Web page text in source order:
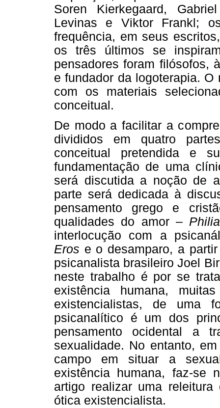
Soren Kierkegaard,
Levinas e Viktor Frankl;
frequência, em seus
os três últimos se
pensadores foram filósofos,
e fundador da logoterapia.
com os materiais
conceitual.
De modo a facilitar a
divididos em quatro
conceitual pretendida e
fundamentação de uma
será discutida a noção de
parte será dedicada à
pensamento grego e
qualidades do amor –Philia
interlocução com a
Eros e o desamparo, a
psicanalista brasileiro Joel
neste trabalho é por se
existência humana,
existencialistas, de uma
psicanalítico é um dos
pensamento ocidental a
sexualidade. No entanto,
campo em situar a
existência humana, faz-se
artigo realizar uma
ótica existencialista.